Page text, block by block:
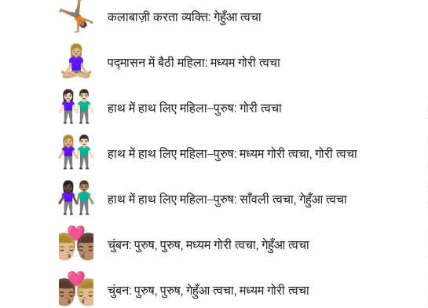
🤸🏽 कलाबाज़ी करता व्यक्ति: गेहुँआ त्वचा
🧘🏼‍♀️ पद्मासन में बैठी महिला: मध्यम गोरी त्वचा
👫🏻 हाथ में हाथ लिए महिला–पुरुष: गोरी त्वचा
👩🏼‍🤝‍👨🏻 हाथ में हाथ लिए महिला–पुरुष: मध्यम गोरी त्वचा, गोरी त्वचा
👩🏿‍🤝‍👨🏽 हाथ में हाथ लिए महिला–पुरुष: साँवली त्वचा, गेहुँआ त्वचा
👨🏼‍❤️‍💋‍👨🏽 चुंबन: पुरुष, पुरुष, मध्यम गोरी त्वचा, गेहुँआ त्वचा
👨🏽‍❤️‍💋‍👨🏼 चुंबन: पुरुष, पुरुष, गेहुँआ त्वचा, मध्यम गोरी त्वचा